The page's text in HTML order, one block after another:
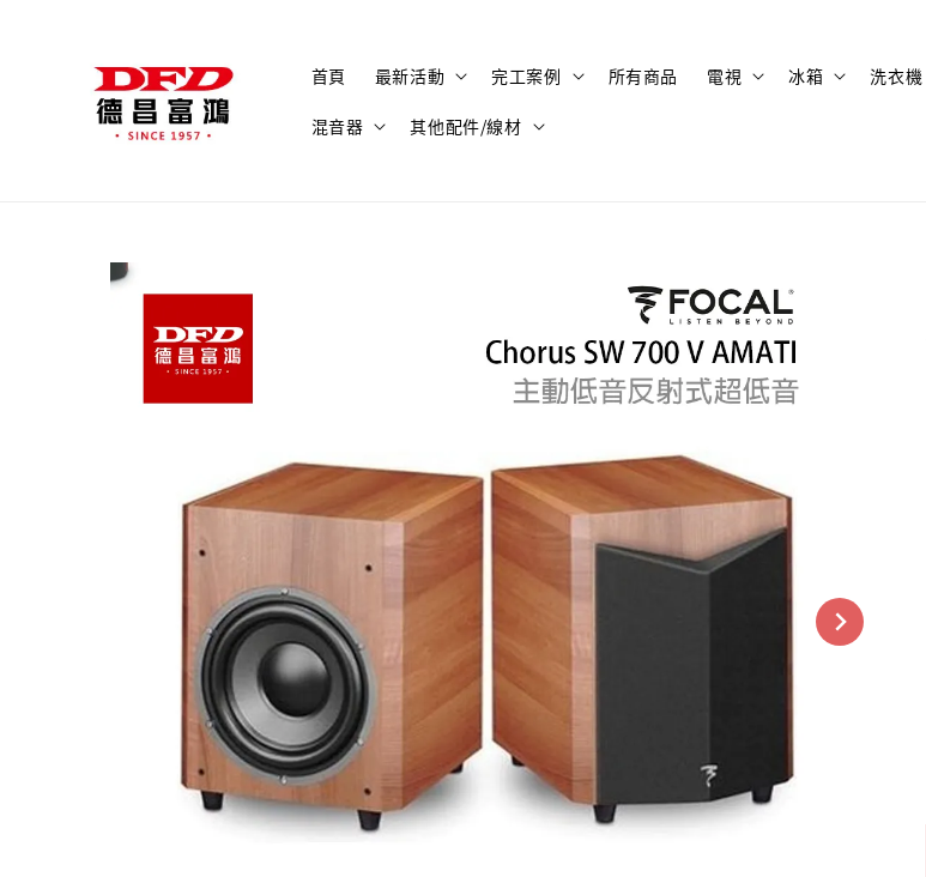
首頁 最新活動 完工案例 所有商品 電視 冰箱 洗衣機
混音器 其他配件/線材